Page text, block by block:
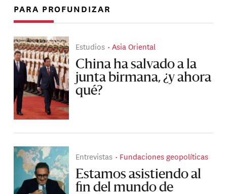
PARA PROFUNDIZAR
Estudios Asia Oriental
China ha salvado a la
junta birmana, ¿y ahora
qué?
Entrevistas Fundaciones geopolíticas
Estamos asistiendo al
fin del mundo de